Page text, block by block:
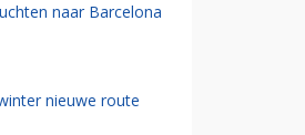
naar Barcelona
nieuwe route